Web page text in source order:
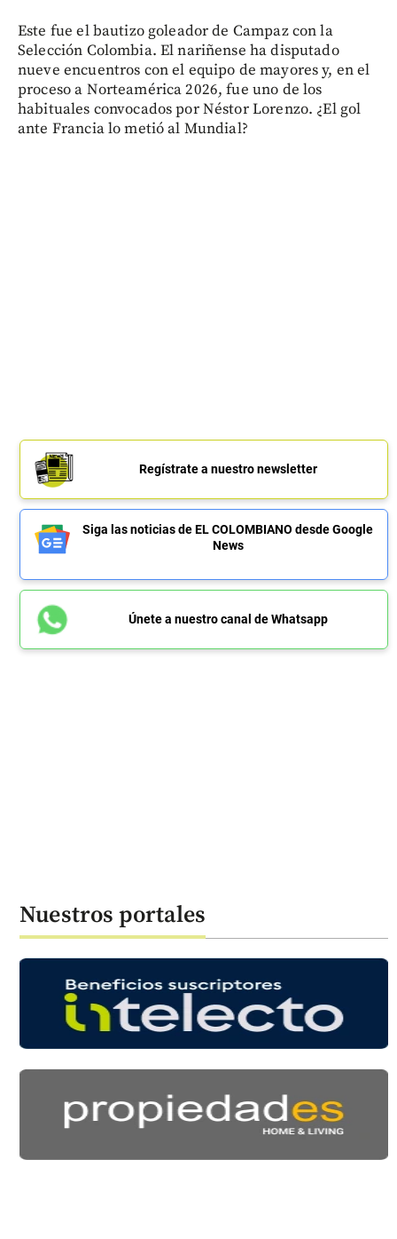
Este fue el bautizo goleador de Campaz con la
Selección Colombia. El nariñense ha disputado
nueve encuentros con el equipo de mayores y, en el
proceso a Norteamérica 2026, fue uno de los
habituales convocados por Néstor Lorenzo. ¿El gol
ante Francia lo metió al Mundial?
Regístrate a nuestro newsletter
Siga las noticias de EL COLOMBIANO desde Google
News
Únete a nuestro canal de Whatsapp
Nuestros portales